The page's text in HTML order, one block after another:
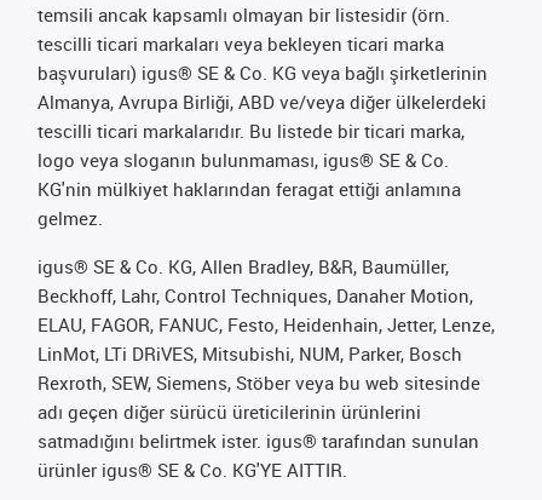
temsili ancak kapsamlı olmayan bir listesidir (örn.
tescilli ticari markaları veya bekleyen ticari marka
başvuruları) igus® SE & Co. KG veya bağlı şirketlerinin
Almanya, Avrupa Birliği, ABD ve/veya diğer ülkelerdeki
tescilli ticari markalarıdır. Bu listede bir ticari marka,
logo veya sloganın bulunmaması, igus® SE & Co.
KG'nin mülkiyet haklarından feragat ettiği anlamına
gelmez.
igus® SE & Co. KG, Allen Bradley, B&R, Baumüller,
Beckhoff, Lahr, Control Techniques, Danaher Motion,
ELAU, FAGOR, FANUC, Festo, Heidenhain, Jetter, Lenze,
LinMot, LTi DRiVES, Mitsubishi, NUM, Parker, Bosch
Rexroth, SEW, Siemens, Stöber veya bu web sitesinde
adı geçen diğer sürücü üreticilerinin ürünlerini
satmadığını belirtmek ister. igus® tarafından sunulan
ürünler igus® SE & Co. KG'YE AITTIR.